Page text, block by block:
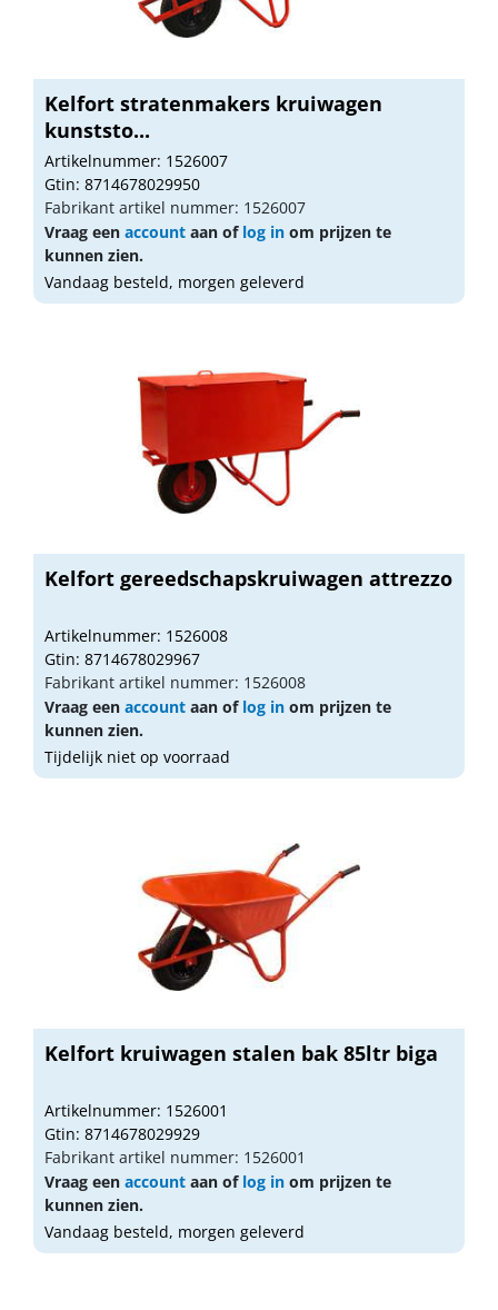
Kelfort stratenmakers kruiwagen
kunststo...
Artikelnummer: 1526007
Gtin: 8714678029950
Fabrikant artikel nummer: 1526007
Vraag een account aan of log in om prijzen te
kunnen zien.
Vandaag besteld, morgen geleverd
Kelfort gereedschapskruiwagen attrezzo
Artikelnummer: 1526008
Gtin: 8714678029967
Fabrikant artikel nummer: 1526008
Vraag een account aan of log in om prijzen te
kunnen zien.
Tijdelijk niet op voorraad
Kelfort kruiwagen stalen bak 85ltr biga
Artikelnummer: 1526001
Gtin: 8714678029929
Fabrikant artikel nummer: 1526001
Vraag een account aan of log in om prijzen te
kunnen zien.
Vandaag besteld, morgen geleverd